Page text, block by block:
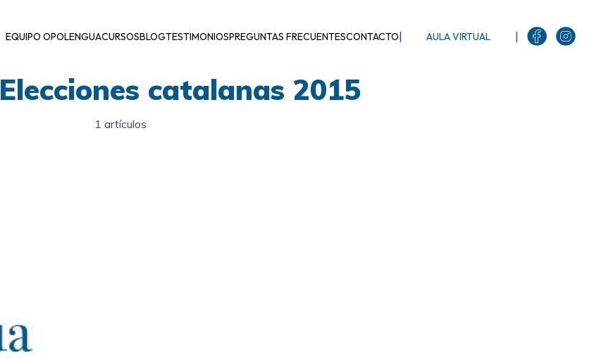
EQUIPO OPOLENGUACURSOSBLOGTESTIMONIOSPREGUNTAS FRECUENTESCONTACTO| AULA VIRTUAL |
Elecciones catalanas 2015
1 artículos